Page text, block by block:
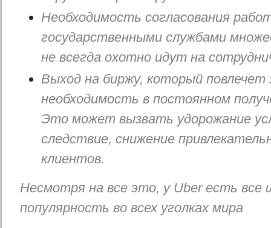
Необходимость согласования
государственными службами
не всегда охотно идут на
Выход на биржу, который повлечет
необходимость в постоянном
Это может вызвать удорожание
следствие, снижение
клиентов.
Несмотря на все это, у Uber есть все
популярность во всех уголках мира